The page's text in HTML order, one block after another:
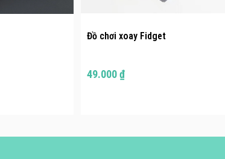
Đồ chơi xoay Fidget
49.000 ₫